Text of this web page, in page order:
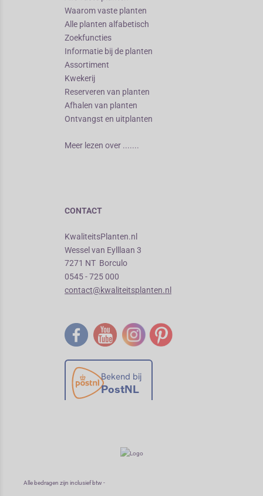
Waarom vaste planten
Alle planten alfabetisch
Zoekfuncties
Informatie bij de planten
Assortiment
Kwekerij
Reserveren van planten
Afhalen van planten
Ontvangst en uitplanten
Meer lezen over .......
CONTACT
KwaliteitsPlanten.nl
Wessel van Eylllaan 3
7271 NT Borculo
0545 - 725 000
contact@kwaliteitsplanten.nl
Alle bedragen zijn inclusief btw -